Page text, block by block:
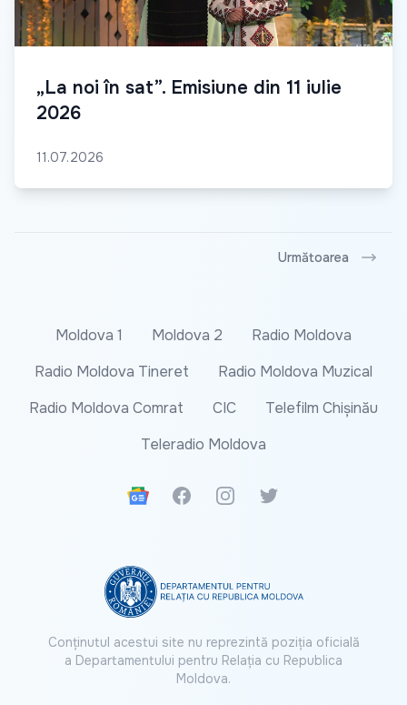
„La noi în sat”. Emisiune din 11 iulie
2026
11.07.2026
Următoarea
Moldova 1 Moldova 2
Radio Moldova
Radio Moldova Tineret
Radio Moldova Muzical
Radio Moldova Comrat
CIC
Telefilm Chișinău
Teleradio Moldova
Google News
FacebookInstagramTwitter
Conținutul acestui site nu reprezintă poziția oficială
a Departamentului pentru Relația cu Republica
Moldova.